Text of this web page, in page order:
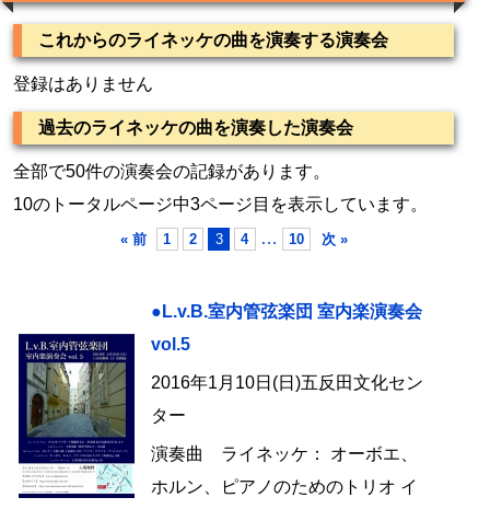
これからのライネッケの曲を演奏する演奏会
登録はありません
過去のライネッケの曲を演奏した演奏会
全部で50件の演奏会の記録があります。
10のトータルページ中3ページ目を表示しています。
« 前 1 2 3 4 … 10 次 »
●L.v.B.室内管弦楽団 室内楽演奏会
vol.5
2016年1月10日(日)五反田文化セン
ター
演奏曲 ライネッケ： オーボエ、
ホルン、ピアノのためのトリオ イ